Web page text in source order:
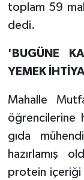
toplam 59
dedi.
'BUGÜNE
YEMEK
Mahalle
öğrencilerine
gıda
hazırlamış
protein içeriği